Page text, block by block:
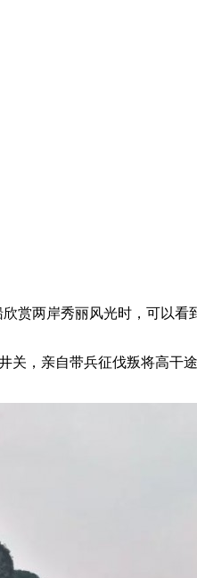
赏两岸秀丽风光时，可以看
，亲自带兵征伐叛将高干